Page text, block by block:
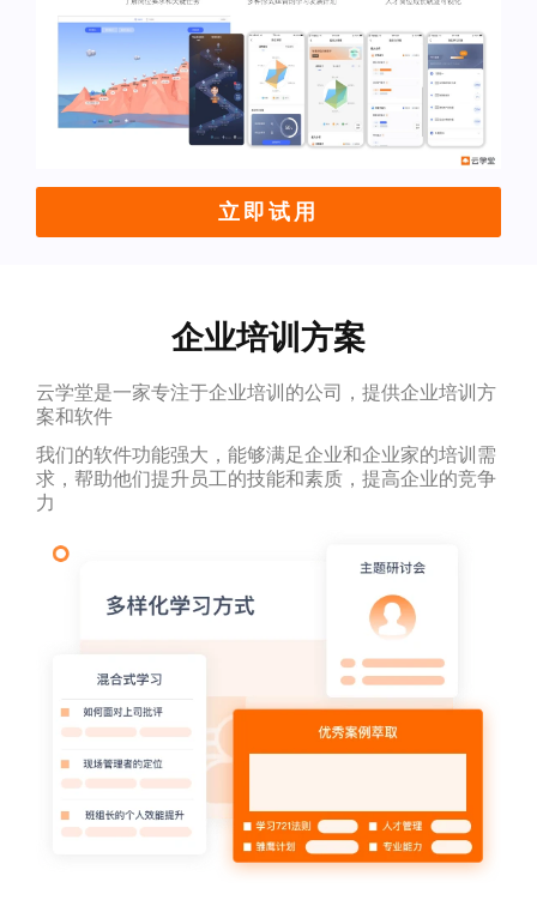
立即试用
企业培训方案
云学堂是一家专注于企业培训的公司，提供企业培训方
案和软件
我们的软件功能强大，能够满足企业和企业家的培训需
求，帮助他们提升员工的技能和素质，提高企业的竞争
力